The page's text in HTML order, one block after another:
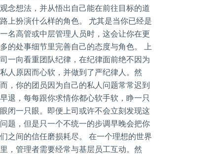
观念想法，并从悟出自己能在前往目标的道
路上扮演什么样的角色。 尤其是当你已经是
一名高管或中层管理人员时，这会让你在更
多的处事细节里完善自己的态度与角色。 上
司一向看重团队纪律，在纪律面前绝不因为
私人原因而心软，并做到了严纪律人。然
而，你的团员因为自己的私人问题常常迟到
早退，每每跟你求情你都心软手软，睁一只
眼闭一只眼。即便上司或许不会立刻发现这
问题，但是只一个不统一的步调早晚会把你
们之间的信任磨损耗尽。 在一个理想的世界
里，管理者需要经常与基层员工互动。然